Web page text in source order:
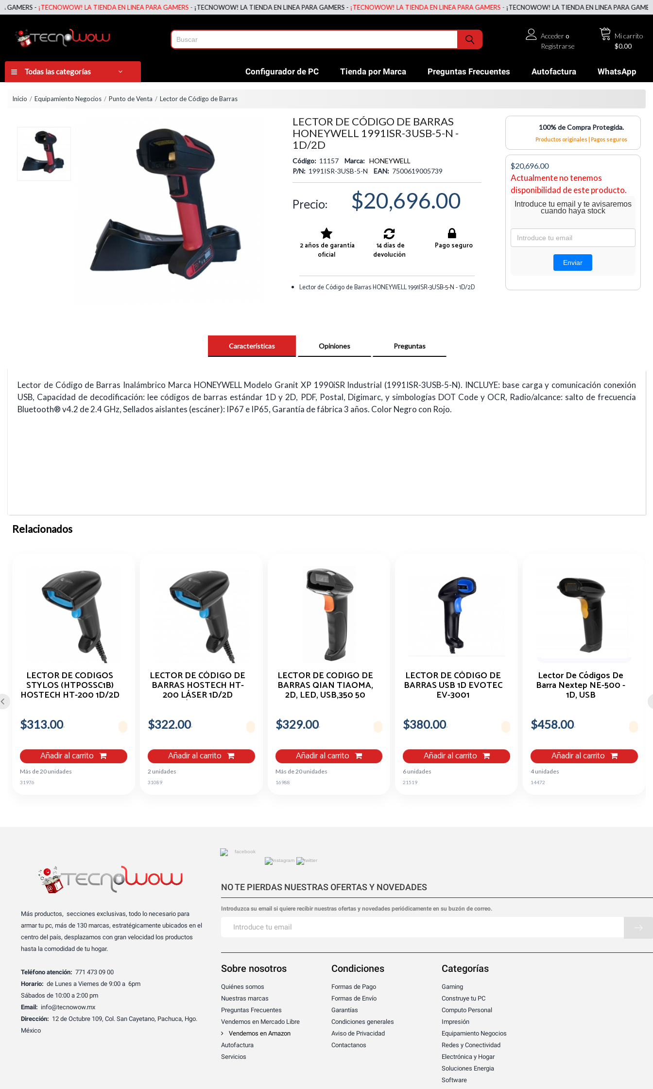
-¡TECNOWOW! LA TIENDA EN LINEA PARA GAMERS -¡TECNOWOW! LA TIENDA EN LINEA PARA GAMERS -¡TECNOWOW! LA TIENDA EN LINEA PARA GAMERS -¡TECNOWOW! LA TIENDA EN LINEA PARA GAMERS -
Mi carrito
$0.00
Accedero
Registrarse
Todas las categorías Configurador de PC Tienda por Marca Preguntas Frecuentes Autofactura WhatsApp
Inicio Equipamiento Negocios Punto de Venta Lector de Código de Barras
LECTOR DE CÓDIGO DE BARRAS
HONEYWELL 1991ISR-3USB-5-N -
1D/2D
Código: 11157 Marca: HONEYWELL
P/N: 1991ISR-3USB-5-N EAN: 7500619005739
Precio: $20,696.00
2 años de garantía
oficial
14 días de
devolución
Pago seguro
Lector de Código de Barras HONEYWELL 1991ISR-3USB-5-N - 1D/2D
100% de Compra Protegida.
Productos originales | Pagos seguros
$20,696.00
Actualmente no tenemos
disponibilidad de este producto.
Introduce tu email y te avisaremos
cuando haya stock
Características Opiniones Preguntas
Lector de Código de Barras Inalámbrico Marca HONEYWELL Modelo Granit XP 1990iSR Industrial (1991ISR-3USB-5-N). INCLUYE: base carga y comunicación conexión
USB, Capacidad de decodificación: lee códigos de barras estándar 1D y 2D, PDF, Postal, Digimarc, y simbologías DOT Code y OCR, Radio/alcance: salto de frecuencia
Bluetooth® v4.2 de 2.4 GHz, Sellados aislantes (escáner): IP67 e IP65, Garantía de fábrica 3 años. Color Negro con Rojo.
Relacionados
LECTOR DE CODIGOS
STYLOS (HTPOSSC1B)
HOSTECH HT-200 1D/2D
$313.00
Añadir al carrito
Más de 20 unidades
31976
LECTOR DE CÓDIGO DE
BARRAS HOSTECH HT-
200 LÁSER 1D/2D
ALÁMBRICO
$322.00
Añadir al carrito
2 unidades
31089
LECTOR DE CODIGO DE
BARRAS QIAN TIAOMA,
2D, LED, USB,350 50
$329.00
Añadir al carrito
Más de 20 unidades
16988
LECTOR DE CÓDIGO DE
BARRAS USB 1D EVOTEC
EV-3001
$380.00
Añadir al carrito
6 unidades
21519
Lector De Códigos De
Barra Nextep NE-500 -
1D, USB
$458.00
Añadir al carrito
4 unidades
14472
Más productos, secciones exclusivas, todo lo necesario para
armar tu pc, más de 130 marcas, estratégicamente ubicados en el
centro del país, desplazamos con gran velocidad los productos
hasta la comodidad de tu hogar.
Teléfono atención: 771 473 09 00
Horario: de Lunes a Viernes de 9:00 a 6pm
Sábados de 10:00 a 2:00 pm
Email: info@tecnowow.mx
Dirección: 12 de Octubre 109, Col. San Cayetano, Pachuca, Hgo.
México
NO TE PIERDAS NUESTRAS OFERTAS Y NOVEDADES
Introduzca su email si quiere recibir nuestras ofertas y novedades periódicamente en su buzón de correo.
Sobre nosotros
Quiénes somos
Nuestras marcas
Preguntas Frecuentes
Vendemos en Mercado Libre
Vendemos en Amazon
Autofactura
Servicios
Condiciones
Formas de Pago
Formas de Envío
Garantías
Condiciones generales
Aviso de Privacidad
Contactanos
Categorías
Gaming
Construye tu PC
Computo Personal
Impresión
Equipamiento Negocios
Redes y Conectividad
Electrónica y Hogar
Soluciones Energia
Software